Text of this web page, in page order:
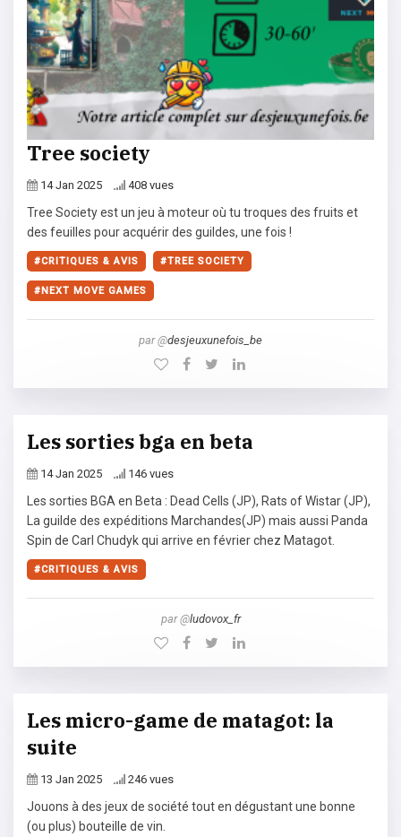
Tree society
14 Jan 2025 408 vues
Tree Society est un jeu à moteur où tu troques des fruits et
des feuilles pour acquérir des guildes, une fois !
CRITIQUES & AVIS TREE SOCIETY
NEXT MOVE GAMES
par @desjeuxunefois_be
Les sorties bga en beta
14 Jan 2025 146 vues
Les sorties BGA en Beta : Dead Cells (JP), Rats of Wistar (JP),
La guilde des expéditions Marchandes(JP) mais aussi Panda
Spin de Carl Chudyk qui arrive en février chez Matagot.
CRITIQUES & AVIS
par @ludovox_fr
Les micro-game de matagot: la
suite
13 Jan 2025 246 vues
Jouons à des jeux de société tout en dégustant une bonne
(ou plus) bouteille de vin.